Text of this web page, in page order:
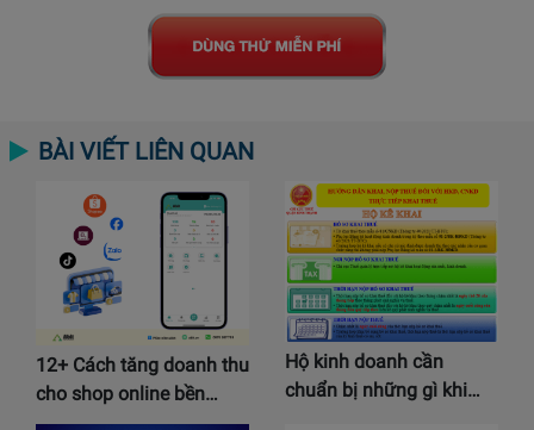
BÀI VIẾT LIÊN QUAN
12+ Cách tăng doanh thu
cho shop online bền…
Hộ kinh doanh cần
chuẩn bị những gì khi…